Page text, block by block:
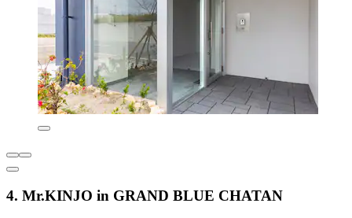
4. Mr.KINJO in GRAND BLUE CHATAN